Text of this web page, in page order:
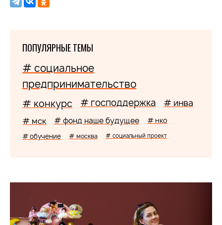
ПОПУЛЯРНЫЕ ТЕМЫ
# социальное
предпринимательство
# конкурс # господдержка # инва
# мск # фонд наше будущее # нко
# обучение # москва # социальный проект